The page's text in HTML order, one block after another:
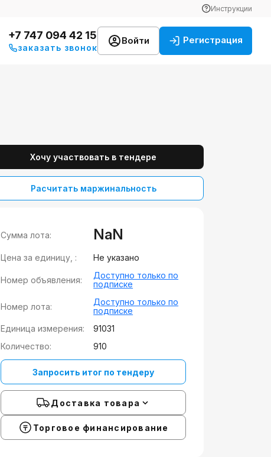
Инструкции
+7 747 094 42 15
заказать звонок
Войти Регистрация
Хочу участвовать в тендере
Расчитать маржинальность
Сумма лота: NaN
Цена за единицу, : Не указано
Номер объявления:
Доступно только по
подписке
Номер лота:
Доступно только по
подписке
Единица измерения:
91031
Количество:
910
Запросить итог по тендеру
Доставка товара
Торговое финансирование